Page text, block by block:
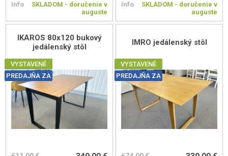
Info
SKLADOM - doručenie v
auguste
Info
SKLADOM - doručenie v
auguste
IKAROS 80x120 bukový
jedálenský stôl
VYSTAVENÉ
PREDAJŇA ZA
IMRO jedálenský stôl
VYSTAVENÉ
PREDAJŇA ZA